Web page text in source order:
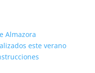
Almazora
este verano